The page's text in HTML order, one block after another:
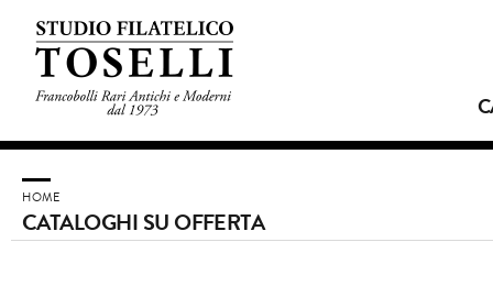
HOME
CATALOGHI SU OFFERTA